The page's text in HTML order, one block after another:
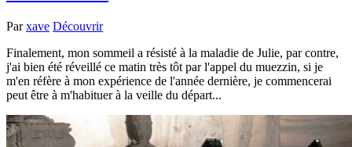
Parxave Découvrir
Finalement, mon sommeil a résisté à la maladie de Julie, par contre,
j'ai bien été réveillé ce matin très tôt par l'appel du muezzin, si je
m'en réfère à mon expérience de l'année dernière, je commencerai
peut être à m'habituer à la veille du départ...